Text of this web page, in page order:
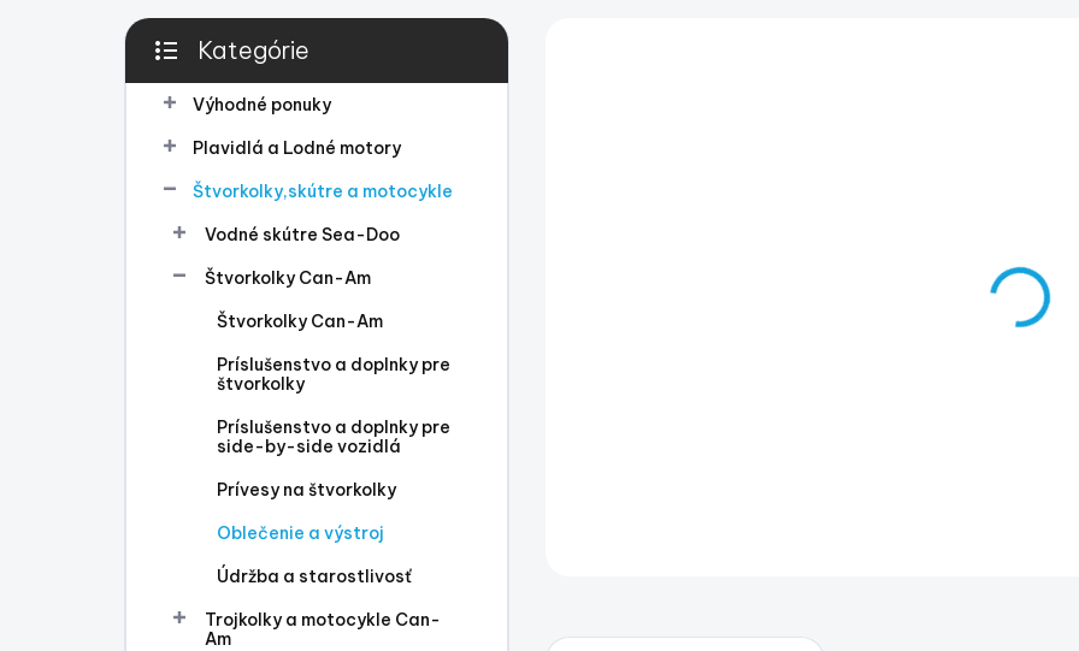
B
č
Preskočiť
kategórie
Kategórie
Výhodné ponuky
Plavidlá a Lodné motory
Štvorkolky,skútre a motocykle
Vodné skútre Sea-Doo
Štvorkolky Can-Am
Štvorkolky Can-Am
Príslušenstvo a doplnky pre
štvorkolky
Príslušenstvo a doplnky pre
side-by-side vozidlá
Prívesy na štvorkolky
Oblečenie a výstroj
Údržba a starostlivosť
Trojkolky a motocykle Can-
Am